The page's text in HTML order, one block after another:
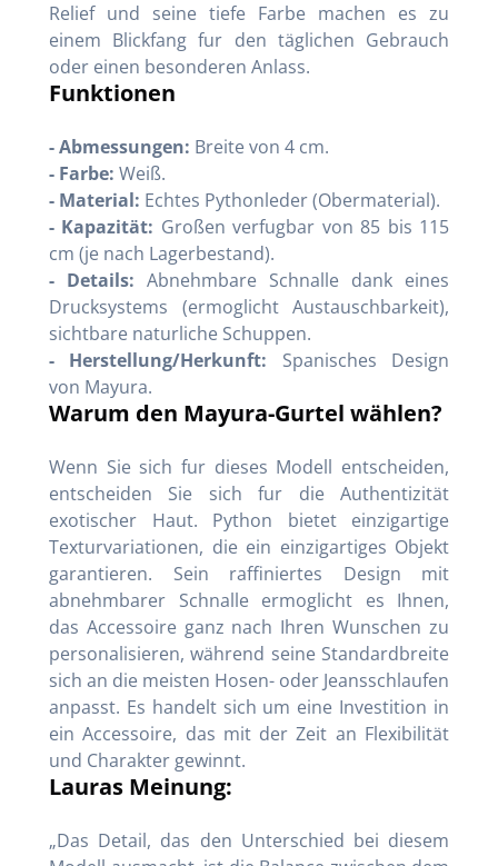
Relief und seine tiefe Farbe machen es zu
einem Blickfang fur den täglichen Gebrauch
oder einen besonderen Anlass.
Funktionen
- Abmessungen: Breite von 4 cm.
- Farbe: Weiß.
- Material: Echtes Pythonleder (Obermaterial).
- Kapazität: Großen verfugbar von 85 bis 115
cm (je nach Lagerbestand).
- Details: Abnehmbare Schnalle dank eines
Drucksystems (ermoglicht Austauschbarkeit),
sichtbare naturliche Schuppen.
- Herstellung/Herkunft: Spanisches Design
von Mayura.
Warum den Mayura-Gurtel wählen?
Wenn Sie sich fur dieses Modell entscheiden,
entscheiden Sie sich fur die Authentizität
exotischer Haut. Python bietet einzigartige
Texturvariationen, die ein einzigartiges Objekt
garantieren. Sein raffiniertes Design mit
abnehmbarer Schnalle ermoglicht es Ihnen,
das Accessoire ganz nach Ihren Wunschen zu
personalisieren, während seine Standardbreite
sich an die meisten Hosen- oder Jeansschlaufen
anpasst. Es handelt sich um eine Investition in
ein Accessoire, das mit der Zeit an Flexibilität
und Charakter gewinnt.
Lauras Meinung:
„Das Detail, das den Unterschied bei diesem